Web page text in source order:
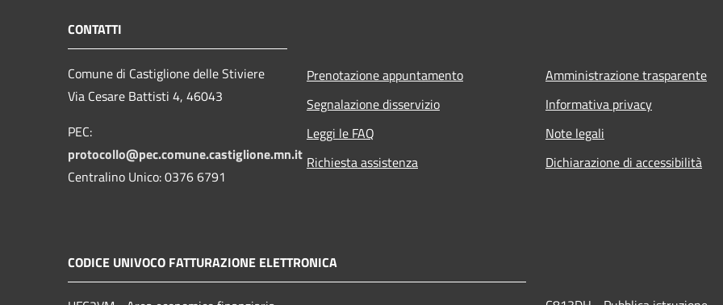
CONTATTI
Comune di Castiglione delle Stiviere
Via Cesare Battisti 4, 46043
PEC:
protocollo@pec.comune.castiglione.mn.it
Centralino Unico: 0376 6791
Prenotazione appuntamento
Segnalazione disservizio
Leggi le FAQ
Richiesta assistenza
Amministrazione trasparente
Informativa privacy
Note legali
Dichiarazione di accessibilità
CODICE UNIVOCO FATTURAZIONE ELETTRONICA